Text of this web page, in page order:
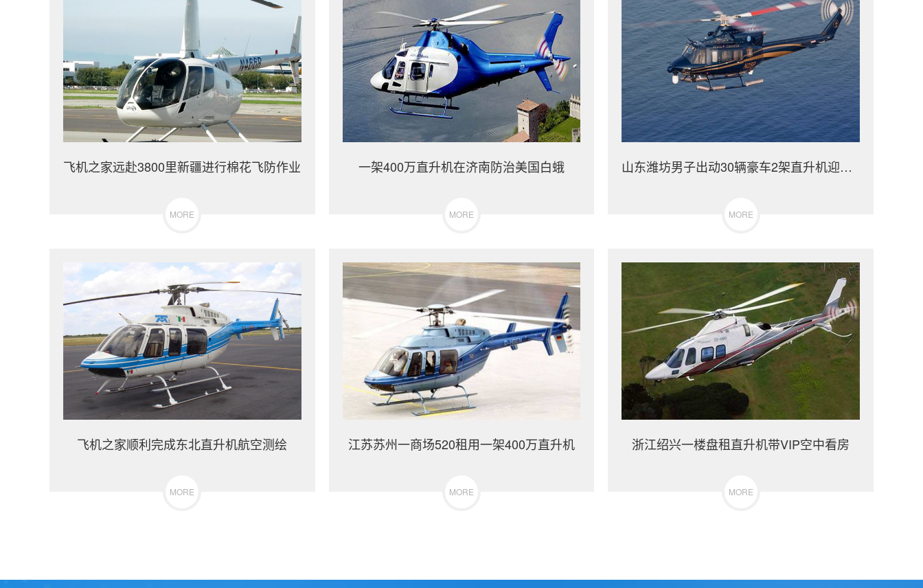
飞机之家远赴3800里新疆进行棉花飞防作业
MORE
一架400万直升机在济南防治美国白蛾
MORE
山东潍坊男子出动30辆豪车2架直升机迎亲50多名闺蜜整齐排到新娘村口
MORE
飞机之家顺利完成东北直升机航空测绘
MORE
江苏苏州一商场520租用一架400万直升机
MORE
浙江绍兴一楼盘租直升机带VIP空中看房
MORE